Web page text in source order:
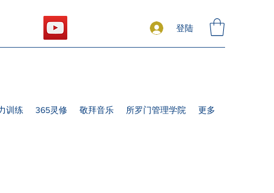
登陆
训练 365灵修 敬拜音乐 所罗门管理学院 更多